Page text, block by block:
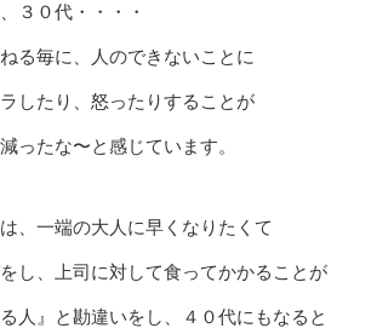
３０代・・・・
る毎に、人のできないことに
したり、怒ったりすることが
ったな〜と感じています。
、一端の大人に早くなりたくて
し、上司に対して食ってかかることが
る人』と勘違いをし、４０代にもなると